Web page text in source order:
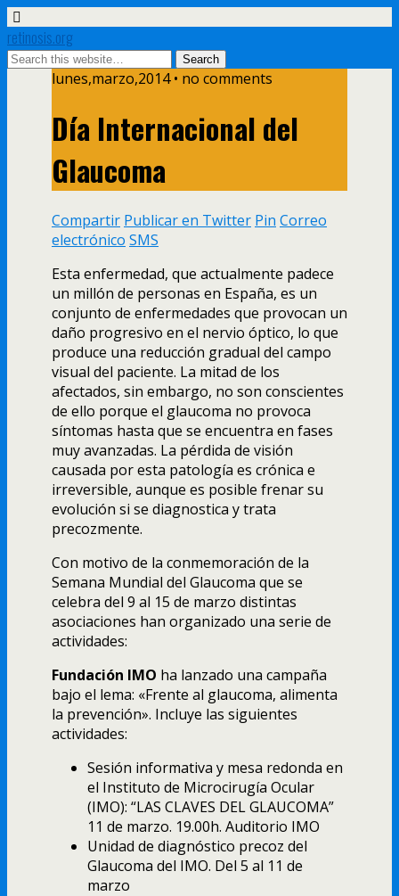
retinosis.org
lunes,marzo,2014 • no comments
Día Internacional del
Glaucoma
Compartir Publicar en Twitter Pin Correo
electrónico SMS
Esta enfermedad, que actualmente padece
un millón de personas en España, es un
conjunto de enfermedades que provocan un
daño progresivo en el nervio óptico, lo que
produce una reducción gradual del campo
visual del paciente. La mitad de los
afectados, sin embargo, no son conscientes
de ello porque el glaucoma no provoca
síntomas hasta que se encuentra en fases
muy avanzadas. La pérdida de visión
causada por esta patología es crónica e
irreversible, aunque es posible frenar su
evolución si se diagnostica y trata
precozmente.
Con motivo de la conmemoración de la
Semana Mundial del Glaucoma que se
celebra del 9 al 15 de marzo distintas
asociaciones han organizado una serie de
actividades:
Fundación IMO ha lanzado una campaña
bajo el lema: «Frente al glaucoma, alimenta
la prevención». Incluye las siguientes
actividades:
Sesión informativa y mesa redonda en
el Instituto de Microcirugía Ocular
(IMO): “LAS CLAVES DEL GLAUCOMA”
11 de marzo. 19.00h. Auditorio IMO
Unidad de diagnóstico precoz del
Glaucoma del IMO. Del 5 al 11 de
marzo